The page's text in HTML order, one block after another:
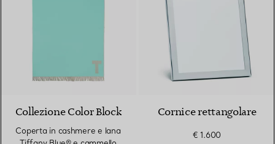
Collezione Color Block
Coperta in cashmere e lana
Cornice rettangolare
€ 1.600